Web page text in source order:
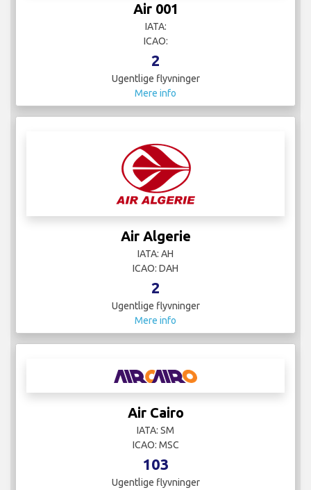
Air 001
IATA:
ICAO:
2
Ugentlige flyvninger
Mere info
Air Algerie
IATA: AH
ICAO: DAH
2
Ugentlige flyvninger
Mere info
Air Cairo
IATA: SM
ICAO: MSC
103
Ugentlige flyvninger